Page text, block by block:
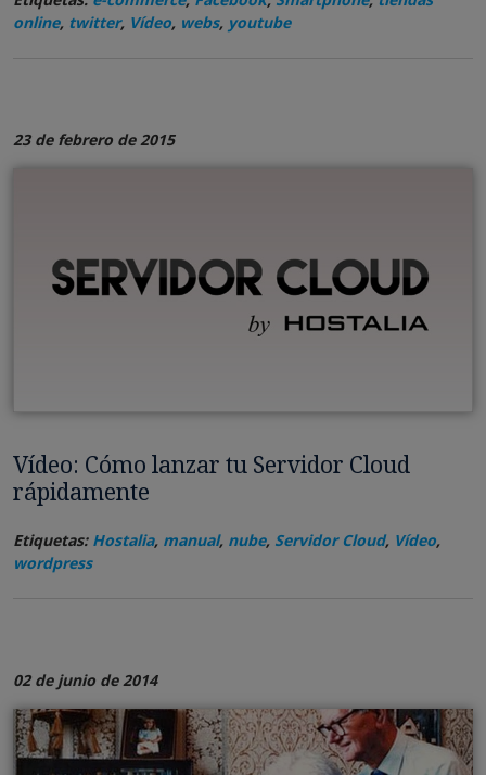
online, twitter, Vídeo, webs, youtube
23 de febrero de 2015
Vídeo: Cómo lanzar tu Servidor Cloud
rápidamente
Etiquetas: Hostalia, manual, nube, Servidor Cloud, Vídeo,
wordpress
02 de junio de 2014